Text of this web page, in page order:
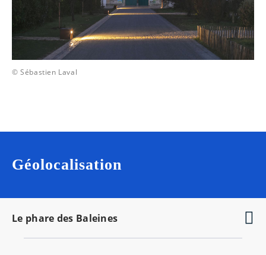
© Sébastien Laval
Géolocalisation
Le phare des Baleines